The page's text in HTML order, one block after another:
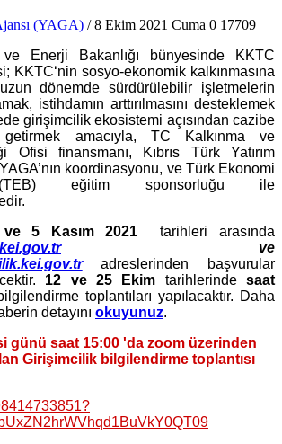
(YAGA) / 8 Ekim 2021 Cuma 0 17709
Enerji Bakanlığı bünyesinde KKTC
KKTC‘nin sosyo-ekonomik kalkınmasına
dönemde sürdürülebilir işletmelerin
istihdamın arttırılmasını desteklemek
girişimcilik ekosistemi açısından cazibe
amacıyla, TC Kalkınma ve
Ofisi finansmanı, Kıbrıs Türk Yatırım
koordinasyonu, ve Türk Ekonomi
(TEB) eğitim sponsorluğu ile
ve 5 Kasım 2021
tarihleri arasında
ve
adreslerinden başvurular
12 ve 25 Ekim tarihlerindesaat
toplantıları yapılacaktır. Daha
detayını okuyunuz.
günü saat 15:00 'da zoom üzerinden
Girişimcilik bilgilendirme toplantısı